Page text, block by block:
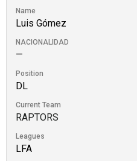
Name
Luis Gómez
NACIONALIDAD
—
Position
DL
Current Team
RAPTORS
Leagues
LFA